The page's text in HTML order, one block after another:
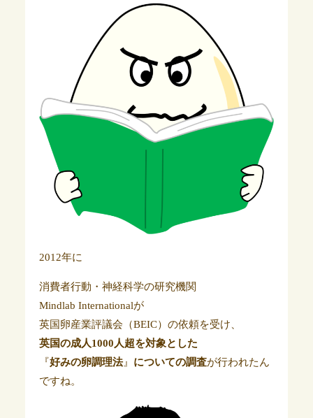
2012年に
消費者行動・神経科学の研究機関
Mindlab Internationalが
英国卵産業評議会（BEIC）の依頼を受け、
英国の成人1000人超を対象とした
『好みの卵調理法』 についての調査が行われたん
ですね。